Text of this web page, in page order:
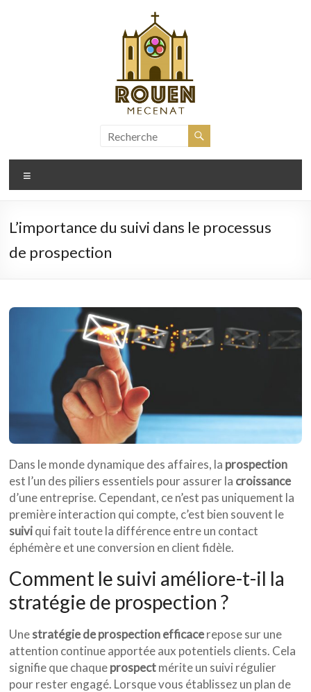
mecenat.fr
L’importance du suivi dans le processus
de prospection
Dans le monde dynamique des affaires, la prospection
est l’un des piliers essentiels pour assurer la croissance
d’une entreprise. Cependant, ce n’est pas uniquement la
première interaction qui compte, c’est bien souvent le
suiviqui fait toute la différence entre un contact
éphémère et une conversion en client fidèle.
Comment le suivi améliore-t-il la
stratégie de prospection ?
Unestratégie de prospection efficacerepose sur une
attention continue apportée aux potentiels clients. Cela
signifie que chaqueprospectmérite un suivi régulier
pour rester engagé. Lorsque vous établissez un plan de